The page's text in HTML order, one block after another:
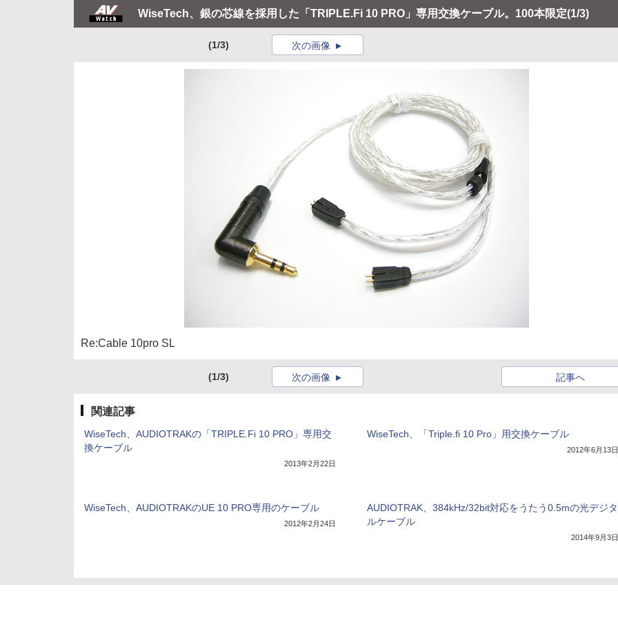
WiseTech、銀の芯線を採用した「TRIPLE.Fi 10 PRO」専用交換ケーブル。100本限定(1/3)
(1/3) 次の画像
Re:Cable 10pro SL
(1/3) 記事へ
次の画像
関連記事
WiseTech、AUDIOTRAKの「TRIPLE.Fi 10 PRO」専用交
換ケーブル
2013年2月22日
WiseTech、「Triple.fi 10 Pro」用交換ケーブル
2012年6月13日
WiseTech、AUDIOTRAKのUE 10 PRO専用のケーブル
2012年2月24日
AUDIOTRAK、384kHz/32bit対応をうたう0.5mの光デジタ
ルケーブル
2014年9月3日